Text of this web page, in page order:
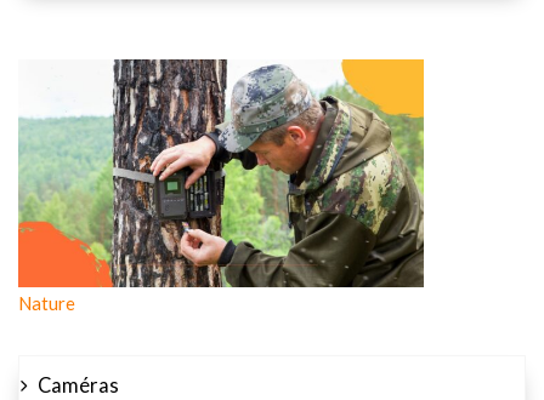
Nature
Caméras